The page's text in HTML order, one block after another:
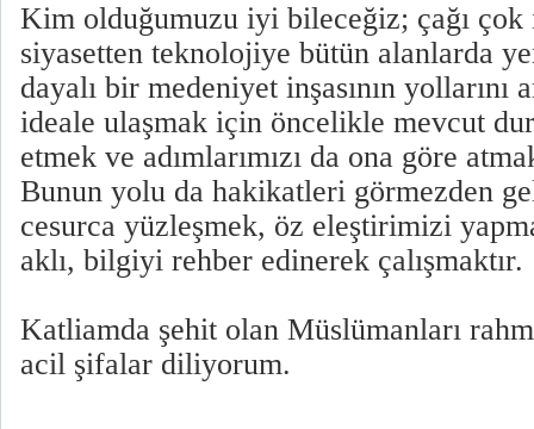
Kim olduğumuzu iyi bileceğiz; çağı çok
siyasetten teknolojiye bütün alanlarda
dayalı bir medeniyet inşasının yollarını
ideale ulaşmak için öncelikle mevcut
etmek ve adımlarımızı da ona göre
Bunun yolu da hakikatleri görmezden
cesurca yüzleşmek, öz eleştirimizi
aklı, bilgiyi rehber edinerek çalışmaktır.
Katliamda şehit olan Müslümanları
acil şifalar diliyorum.